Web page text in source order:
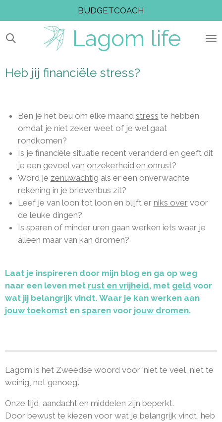
direct
naar
Lagom life
BUDGETCOACH
Heb jij financiële stress?
Ben je het beu om elke maand stress te hebben
omdat je niet zeker weet of je wel gaat
rondkomen?
Is je financiële situatie recent veranderd en geeft dit
je een gevoel van onzekerheid en onrust?
Word je zenuwachtig als er een onverwachte
rekening in je brievenbus zit?
Leef je van loon tot loon en blijft er niks overvoor
de leuke dingen?
Is sparen of minder uren gaan werken iets waar je
alleen maar van kan dromen?
Laat je inspireren door mijn blog en ga op weg
naar een leven met rust en vrijheid, met geld voor
wat jij belangrijk vindt. Waar je kan werken aan
jouw toekomst en sparen voor jouw dromen.
Lagom is het Zweedse woord voor 'niet te veel, niet te
weinig, net genoeg'.
Onze tijd, aandacht en middelen zijn beperkt.
Door bewust te kiezen voor wat je belangrijk vindt, heb